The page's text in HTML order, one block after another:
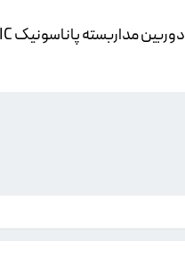
دوربین مداربسته پاناسونیک